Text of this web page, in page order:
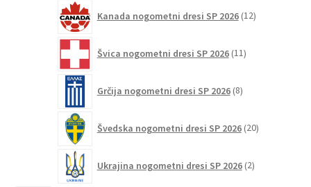
Kanada nogometni dresi SP 2026 12izdelkov
Švica nogometni dresi SP 2026 11izdelkov
Grčija nogometni dresi SP 2026 8izdelkov
Švedska nogometni dresi SP 2026 20izdelkov
Ukrajina nogometni dresi SP 2026 2izdelka